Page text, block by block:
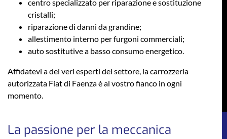
centro specializzato per riparazione e sostituzione
cristalli;
riparazione di danni da grandine;
allestimento interno per furgoni commerciali;
auto sostitutive a basso consumo energetico.
Affidatevi a dei veri esperti del settore, la carrozzeria
autorizzata Fiat di Faenza è al vostro fianco in ogni
momento.
La passione per la meccanica